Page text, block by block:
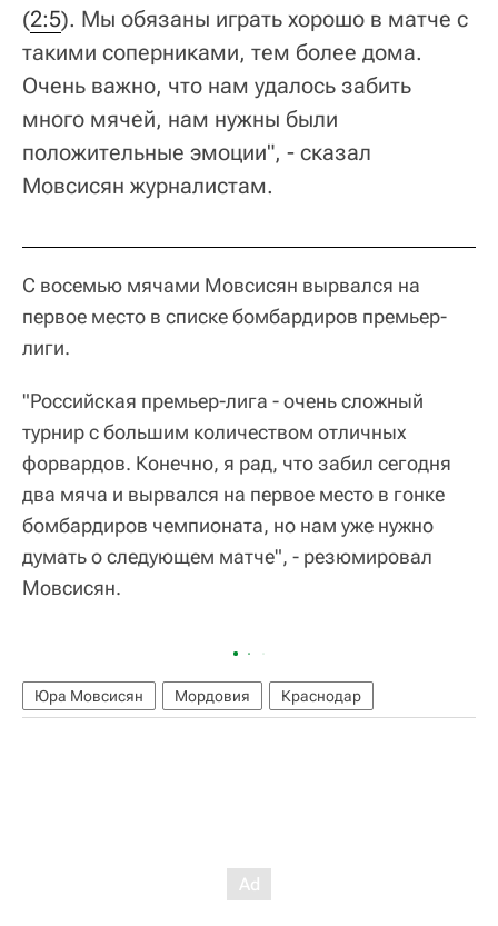
(2:5). Мы обязаны играть хорошо в матче с
такими соперниками, тем более дома.
Очень важно, что нам удалось забить
много мячей, нам нужны были
положительные эмоции", - сказал
Мовсисян журналистам.
С восемью мячами Мовсисян вырвался на
первое место в списке бомбардиров премьер-
лиги.
"Российская премьер-лига - очень сложный
турнир с большим количеством отличных
форвардов. Конечно, я рад, что забил сегодня
два мяча и вырвался на первое место в гонке
бомбардиров чемпионата, но нам уже нужно
думать о следующем матче", - резюмировал
Мовсисян.
Юра Мовсисян Мордовия Краснодар